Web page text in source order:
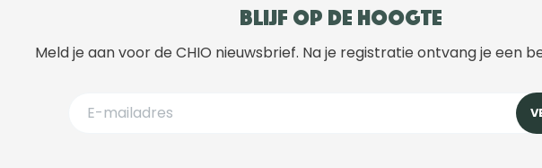
Blijf op de hoogte
Meld je aan voor de CHIO nieuwsbrief. Na je registratie ontvang je een